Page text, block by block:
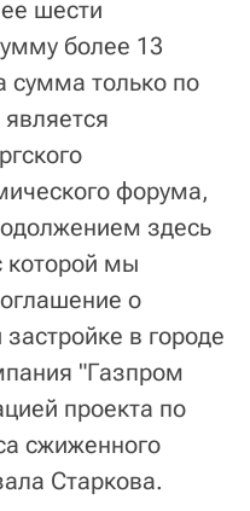
шести
более 13
сумма только по
форума,
здесь
которой мы
о
в городе
"Газпром
проекта по
сжиженного
Старкова.